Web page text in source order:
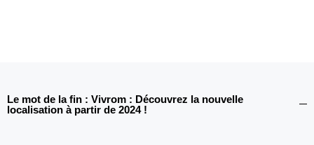
Le mot de la fin : Vivrom : Découvrez la nouvelle
localisation à partir de 2024 !